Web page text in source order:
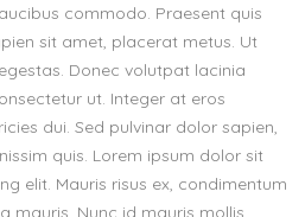
commodo. Praesent quis
sit amet, placerat metus. Ut
Donec volutpat lacinia
ut. Integer at eros
dui. Sed pulvinar dolor sapien,
quis. Lorem ipsum dolor sit
elit. Mauris risus ex, condimentum
mauris. Nunc id mauris mollis,